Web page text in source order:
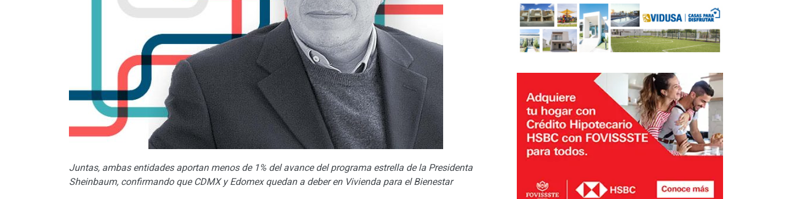
Juntas, ambas entidades aportan menos de 1% del avance del programa estrella de la Presidenta
Sheinbaum, confirmando que CDMX y Edomex quedan a deber en Vivienda para el Bienestar